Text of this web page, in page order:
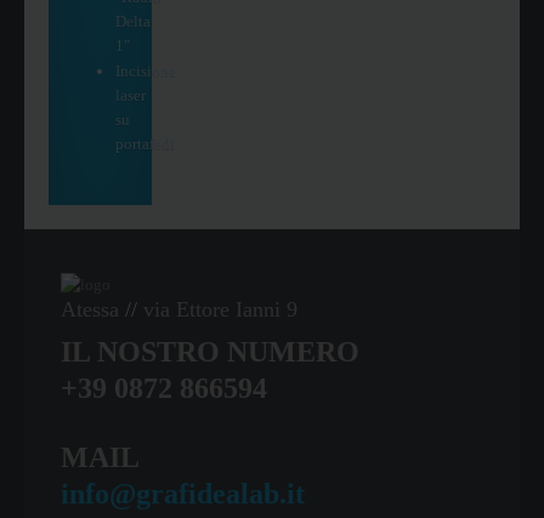
Delta
1"
Incisione
laser
su
portafedi
Atessa // via Ettore Ianni 9
IL NOSTRO NUMERO
+39 0872 866594
MAIL
info@grafidealab.it